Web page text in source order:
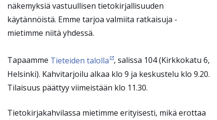
näkemyksiä vastuullisen tietokirjallisuuden
käytännöistä. Emme tarjoa valmiita ratkaisuja -
mietimme niitä yhdessä.
Tapaamme Tieteiden talolla , salissa 104 (Kirkkokatu 6,
Helsinki). Kahvitarjoilu alkaa klo 9 ja keskustelu klo 9.20.
Tilaisuus päättyy viimeistään klo 11.30.
Tietokirjakahvilassa mietimme erityisesti, mikä erottaa